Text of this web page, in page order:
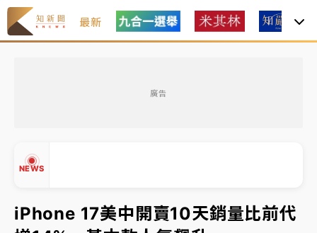
最新
廣告
NEWS
有片｜
中颱白海豚風雨來了！中部以北防豪雨 今晚、明天影
響最劇烈
iPhone 17美中開賣10天銷量比前代